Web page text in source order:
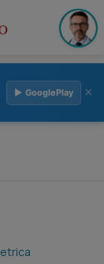
▶ GooglePlay ×